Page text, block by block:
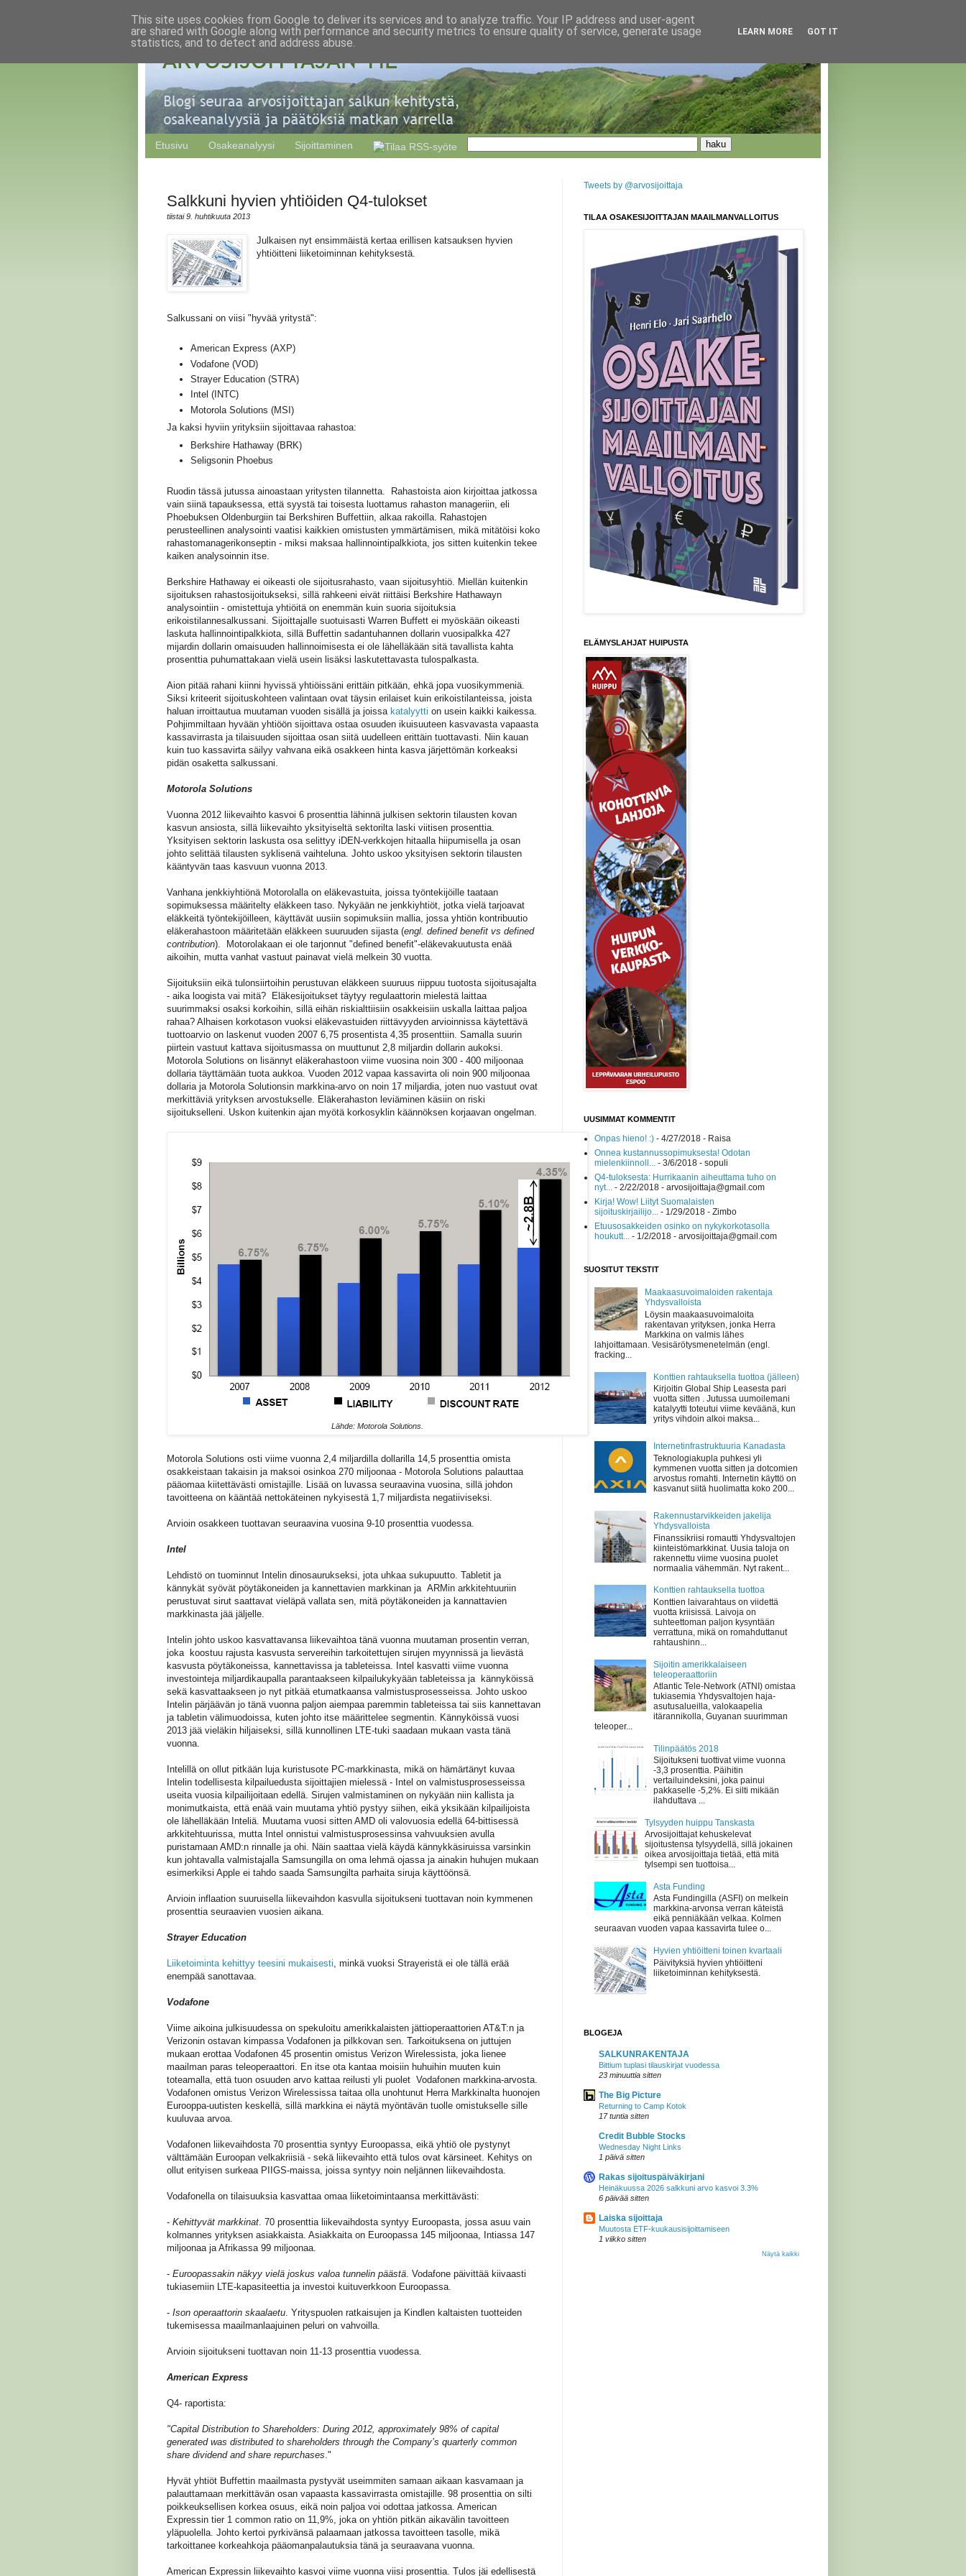
Etusivu Osakeanalyysi Sijoittaminen
Salkkuni hyvien yhtiöiden Q4-tulokset
tiistai 9. huhtikuuta 2013
Julkaisen nyt ensimmäistä kertaa erillisen katsauksen hyvien
yhtiöitteni liiketoiminnan kehityksestä.
Salkussani on viisi "hyvää yritystä":
American Express (AXP)
Vodafone (VOD)
Strayer Education (STRA)
Intel (INTC)
Motorola Solutions (MSI)
Ja kaksi hyviin yrityksiin sijoittavaa rahastoa:
Berkshire Hathaway (BRK)
Seligsonin Phoebus
Ruodin tässä jutussa ainoastaan yritysten tilannetta. Rahastoista aion kirjoittaa jatkossa
vain siinä tapauksessa, että syystä tai toisesta luottamus rahaston manageriin, eli
Phoebuksen Oldenburgiin tai Berkshiren Buffettiin, alkaa rakoilla. Rahastojen
perusteellinen analysointi vaatisi kaikkien omistusten ymmärtämisen, mikä mitätöisi koko
rahastomanagerikonseptin - miksi maksaa hallinnointipalkkiota, jos sitten kuitenkin tekee
kaiken analysoinnin itse.
Berkshire Hathaway ei oikeasti ole sijoitusrahasto, vaan sijoitusyhtiö. Miellän kuitenkin
sijoituksen rahastosijoitukseksi, sillä rahkeeni eivät riittäisi Berkshire Hathawayn
analysointiin - omistettuja yhtiöitä on enemmän kuin suoria sijoituksia
erikoistilannesalkussani. Sijoittajalle suotuisasti Warren Buffett ei myöskään oikeasti
laskuta hallinnointipalkkiota, sillä Buffettin sadantuhannen dollarin vuosipalkka 427
mijardin dollarin omaisuuden hallinnoimisesta ei ole lähelläkään sitä tavallista kahta
prosenttia puhumattakaan vielä usein lisäksi laskutettavasta tulospalkasta.
Aion pitää rahani kiinni hyvissä yhtiöissäni erittäin pitkään, ehkä jopa vuosikymmeniä.
Siksi kriteerit sijoituskohteen valintaan ovat täysin erilaiset kuin erikoistilanteissa, joista
haluan irroittautua muutaman vuoden sisällä ja joissa katalyytti on usein kaikki kaikessa.
Pohjimmiltaan hyvään yhtiöön sijoittava ostaa osuuden ikuisuuteen kasvavasta vapaasta
kassavirrasta ja tilaisuuden sijoittaa osan siitä uudelleen erittäin tuottavasti. Niin kauan
kuin tuo kassavirta säilyy vahvana eikä osakkeen hinta kasva järjettömän korkeaksi
pidän osaketta salkussani.
Motorola Solutions
Vuonna 2012 liikevaihto kasvoi 6 prosenttia lähinnä julkisen sektorin tilausten kovan
kasvun ansiosta, sillä liikevaihto yksityiseltä sektorilta laski viitisen prosenttia.
Yksityisen sektorin laskusta osa selittyy iDEN-verkkojen hitaalla hiipumisella ja osan
johto selittää tilausten syklisenä vaihteluna. Johto uskoo yksityisen sektorin tilausten
kääntyvän taas kasvuun vuonna 2013.
Vanhana jenkkiyhtiönä Motorolalla on eläkevastuita, joissa työntekijöille taataan
sopimuksessa määritelty eläkkeen taso. Nykyään ne jenkkiyhtiöt, jotka vielä tarjoavat
eläkkeitä työntekijöilleen, käyttävät uusiin sopimuksiin mallia, jossa yhtiön kontribuutio
eläkerahastoon määritetään eläkkeen suuruuden sijasta (engl. defined benefit vs defined
contribution). Motorolakaan ei ole tarjonnut "defined benefit"-eläkevakuutusta enää
aikoihin, mutta vanhat vastuut painavat vielä melkein 30 vuotta.
Sijoituksiin eikä tulonsiirtoihin perustuvan eläkkeen suuruus riippuu tuotosta sijoitusajalta
- aika loogista vai mitä? Eläkesijoitukset täytyy regulaattorin mielestä laittaa
suurimmaksi osaksi korkoihin, sillä eihän riskialttiisiin osakkeisiin uskalla laittaa paljoa
rahaa? Alhaisen korkotason vuoksi eläkevastuiden riittävyyden arvioinnissa käytettävä
tuottoarvio on laskenut vuoden 2007 6,75 prosentista 4,35 prosenttiin. Samalla suurin
piirtein vastuut kattava sijoitusmassa on muuttunut 2,8 miljardin dollarin aukoksi.
Motorola Solutions on lisännyt eläkerahastoon viime vuosina noin 300 - 400 miljoonaa
dollaria täyttämään tuota aukkoa. Vuoden 2012 vapaa kassavirta oli noin 900 miljoonaa
dollaria ja Motorola Solutionsin markkina-arvo on noin 17 miljardia, joten nuo vastuut ovat
merkittäviä yrityksen arvostukselle. Eläkerahaston leviäminen käsiin on riski
sijoitukselleni. Uskon kuitenkin ajan myötä korkosyklin käännöksen korjaavan ongelman.
Lähde: Motorola Solutions.
Motorola Solutions osti viime vuonna 2,4 miljardilla dollarilla 14,5 prosenttia omista
osakkeistaan takaisin ja maksoi osinkoa 270 miljoonaa - Motorola Solutions palauttaa
pääomaa kiitettävästi omistajille. Lisää on luvassa seuraavina vuosina, sillä johdon
tavoitteena on kääntää nettokäteinen nykyisestä 1,7 miljardista negatiiviseksi.
Arvioin osakkeen tuottavan seuraavina vuosina 9-10 prosenttia vuodessa.
Intel
Lehdistö on tuominnut Intelin dinosaurukseksi, jota uhkaa sukupuutto. Tabletit ja
kännykät syövät pöytäkoneiden ja kannettavien markkinan ja ARMin arkkitehtuuriin
perustuvat sirut saattavat vieläpä vallata sen, mitä pöytäkoneiden ja kannattavien
markkinasta jää jäljelle.
Intelin johto uskoo kasvattavansa liikevaihtoa tänä vuonna muutaman prosentin verran,
joka koostuu rajusta kasvusta servereihin tarkoitettujen sirujen myynnissä ja lievästä
kasvusta pöytäkoneissa, kannettavissa ja tableteissa. Intel kasvatti viime vuonna
investointeja miljardikaupalla parantaakseen kilpailukykyään tableteissa ja kännyköissä
sekä kasvattaakseen jo nyt pitkää etumatkaansa valmistusprosesseissa. Johto uskoo
Intelin pärjäävän jo tänä vuonna paljon aiempaa paremmin tableteissa tai siis kannettavan
ja tabletin välimuodoissa, kuten johto itse määrittelee segmentin. Kännyköissä vuosi
2013 jää vieläkin hiljaiseksi, sillä kunnollinen LTE-tuki saadaan mukaan vasta tänä
vuonna.
Intelillä on ollut pitkään luja kuristusote PC-markkinasta, mikä on hämärtänyt kuvaa
Intelin todellisesta kilpailuedusta sijoittajien mielessä - Intel on valmistusprosesseissa
useita vuosia kilpailijoitaan edellä. Sirujen valmistaminen on nykyään niin kallista ja
monimutkaista, että enää vain muutama yhtiö pystyy siihen, eikä yksikään kilpailijoista
ole lähelläkään Inteliä. Muutama vuosi sitten AMD oli valovuosia edellä 64-bittisessä
arkkitehtuurissa, mutta Intel onnistui valmistusprosessinsa vahvuuksien avulla
puristamaan AMD:n rinnalle ja ohi. Näin saattaa vielä käydä kännykkäsiruissa varsinkin
kun johtavalla valmistajalla Samsungilla on oma lehmä ojassa ja ainakin huhujen mukaan
esimerkiksi Apple ei tahdo saada Samsungilta parhaita siruja käyttöönsä.
Arvioin inflaation suuruisella liikevaihdon kasvulla sijoitukseni tuottavan noin kymmenen
prosenttia seuraavien vuosien aikana.
Strayer Education
Liiketoiminta kehittyy teesini mukaisesti, minkä vuoksi Strayeristä ei ole tällä erää
enempää sanottavaa.
Vodafone
Viime aikoina julkisuudessa on spekuloitu amerikkalaisten jättioperaattorien AT&T:n ja
Verizonin ostavan kimpassa Vodafonen ja pilkkovan sen. Tarkoituksena on juttujen
mukaan erottaa Vodafonen 45 prosentin omistus Verizon Wirelessista, joka lienee
maailman paras teleoperaattori. En itse ota kantaa moisiin huhuihin muuten kuin
toteamalla, että tuon osuuden arvo kattaa reilusti yli puolet Vodafonen markkina-arvosta.
Vodafonen omistus Verizon Wirelessissa taitaa olla unohtunut Herra Markkinalta huonojen
Eurooppa-uutisten keskellä, sillä markkina ei näytä myöntävän tuolle omistukselle sille
kuuluvaa arvoa.
Vodafonen liikevaihdosta 70 prosenttia syntyy Euroopassa, eikä yhtiö ole pystynyt
välttämään Euroopan velkakriisiä - sekä liikevaihto että tulos ovat kärsineet. Kehitys on
ollut erityisen surkeaa PIIGS-maissa, joissa syntyy noin neljännen liikevaihdosta.
Vodafonella on tilaisuuksia kasvattaa omaa liiketoimintaansa merkittävästi:
- Kehittyvät markkinat. 70 prosenttia liikevaihdosta syntyy Euroopasta, jossa asuu vain
kolmannes yrityksen asiakkaista. Asiakkaita on Euroopassa 145 miljoonaa, Intiassa 147
miljoonaa ja Afrikassa 99 miljoonaa.
- Euroopassakin näkyy vielä joskus valoa tunnelin päästä. Vodafone päivittää kiivaasti
tukiasemiin LTE-kapasiteettia ja investoi kuituverkkoon Euroopassa.
- Ison operaattorin skaalaetu. Yrityspuolen ratkaisujen ja Kindlen kaltaisten tuotteiden
tukemisessa maailmanlaajuinen peluri on vahvoilla.
Arvioin sijoitukseni tuottavan noin 11-13 prosenttia vuodessa.
American Express
Q4- raportista:
"Capital Distribution to Shareholders: During 2012, approximately 98% of capital
generated was distributed to shareholders through the Company’s quarterly common
share dividend and share repurchases."
Hyvät yhtiöt Buffettin maailmasta pystyvät useimmiten samaan aikaan kasvamaan ja
palauttamaan merkittävän osan vapaasta kassavirrasta omistajille. 98 prosenttia on silti
poikkeuksellisen korkea osuus, eikä noin paljoa voi odottaa jatkossa. American
Expressin tier 1 common ratio on 11,9%, joka on yhtiön pitkän aikavälin tavoitteen
yläpuolella. Johto kertoi pyrkivänsä palaamaan jatkossa tavoitteen tasolle, mikä
tarkoittanee korkeahkoja pääomanpalautuksia tänä ja seuraavana vuonna.
American Expressin liikevaihto kasvoi viime vuonna viisi prosenttia. Tulos jäi edellisestä
Tweets by @arvosijoittaja
TILAA OSAKESIJOITTAJAN MAAILMANVALLOITUS
ELÄMYSLAHJAT HUIPUSTA
UUSIMMAT KOMMENTIT
Onpas hieno! :) - 4/27/2018 - Raisa
Onnea kustannussopimuksesta! Odotan
mielenkiinnoll... - 3/6/2018 - sopuli
Q4-tuloksesta: Hurrikaanin aiheuttama tuho on
nyt... - 2/22/2018 - arvosijoittaja@gmail.com
Kirja! Wow! Liityt Suomalaisten
sijoituskirjailijo... - 1/29/2018 - Zimbo
Etuusosakkeiden osinko on nykykorkotasolla
houkutt... - 1/2/2018 - arvosijoittaja@gmail.com
SUOSITUT TEKSTIT
Maakaasuvoimaloiden rakentaja
Yhdysvalloista
Löysin maakaasuvoimaloita
rakentavan yrityksen, jonka Herra
Markkina on valmis lähes
lahjoittamaan. Vesisärötysmenetelmän (engl.
fracking...
Konttien rahtauksella tuottoa (jälleen)
Kirjoitin Global Ship Leasesta pari
vuotta sitten . Jutussa uumoilemani
katalyytti toteutui viime keväänä, kun
yritys vihdoin alkoi maksa...
Internetinfrastruktuuria Kanadasta
Teknologiakupla puhkesi yli
kymmenen vuotta sitten ja dotcomien
arvostus romahti. Internetin käyttö on
kasvanut siitä huolimatta koko 200...
Rakennustarvikkeiden jakelija
Yhdysvalloista
Finanssikriisi romautti Yhdysvaltojen
kiinteistömarkkinat. Uusia taloja on
rakennettu viime vuosina puolet
normaalia vähemmän. Nyt rakent...
Konttien rahtauksella tuottoa
Konttien laivarahtaus on viidettä
vuotta kriisissä. Laivoja on
suhteettoman paljon kysyntään
verrattuna, mikä on romahduttanut
rahtaushinn...
Sijoitin amerikkalaiseen
teleoperaattoriin
Atlantic Tele-Network (ATNI) omistaa
tukiasemia Yhdysvaltojen haja-
asutusalueilla, valokaapelia
itärannikolla, Guyanan suurimman
teleoper...
Tilinpäätös 2018
Sijoitukseni tuottivat viime vuonna
-3,3 prosenttia. Päihitin
vertailuindeksini, joka painui
pakkaselle -5,2%. Ei silti mikään
ilahduttava ...
Tylsyyden huippu Tanskasta
Arvosijoittajat kehuskelevat
sijoitustensa tylsyydellä, sillä jokainen
oikea arvosijoittaja tietää, että mitä
tylsempi sen tuottoisa...
Asta Funding
Asta Fundingilla (ASFI) on melkein
markkina-arvonsa verran käteistä
eikä penniäkään velkaa. Kolmen
seuraavan vuoden vapaa kassavirta tulee o...
Hyvien yhtiöitteni toinen kvartaali
Päivityksiä hyvien yhtiöitteni
liiketoiminnan kehityksestä.
BLOGEJA
SALKUNRAKENTAJA
Bittium tuplasi tilauskirjat vuodessa
23 minuuttia sitten
The Big Picture
Returning to Camp Kotok
17 tuntia sitten
Credit Bubble Stocks
Wednesday Night Links
1 päivä sitten
Rakas sijoituspäiväkirjani
Heinäkuussa 2026 salkkuni arvo kasvoi 3.3%
6 päivää sitten
Laiska sijoittaja
Muutosta ETF-kuukausisijoittamiseen
1 viikko sitten
Näytä kaikki
This site uses cookies from Google to deliver its services and to analyze traffic. Your IP address and user-agent
are shared with Google along with performance and security metrics to ensure quality of service, generate usage
statistics, and to detect and address abuse.
LEARN MORE GOT IT